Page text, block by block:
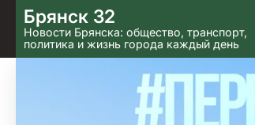
Skip
to content
Брянск 32
Новости Брянска: общество, транспорт,
политика и жизнь города каждый день